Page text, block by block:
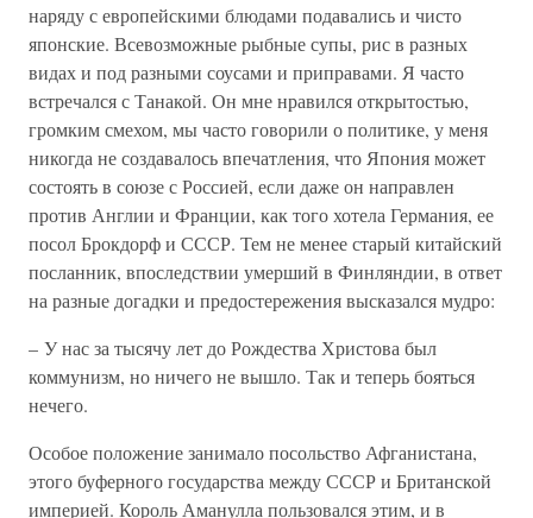
наряду с европейскими блюдами подавались и чисто
японские. Всевозможные рыбные супы, рис в разных
видах и под разными соусами и приправами. Я часто
встречался с Танакой. Он мне нравился открытостью,
громким смехом, мы часто говорили о политике, у меня
никогда не создавалось впечатления, что Япония может
состоять в союзе с Россией, если даже он направлен
против Англии и Франции, как того хотела Германия, ее
посол Брокдорф и СССР. Тем не менее старый китайский
посланник, впоследствии умерший в Финляндии, в ответ
на разные догадки и предостережения высказался мудро:
– У нас за тысячу лет до Рождества Христова был
коммунизм, но ничего не вышло. Так и теперь бояться
нечего.
Особое положение занимало посольство Афганистана,
этого буферного государства между СССР и Британской
империей. Король Аманулла пользовался этим, и в